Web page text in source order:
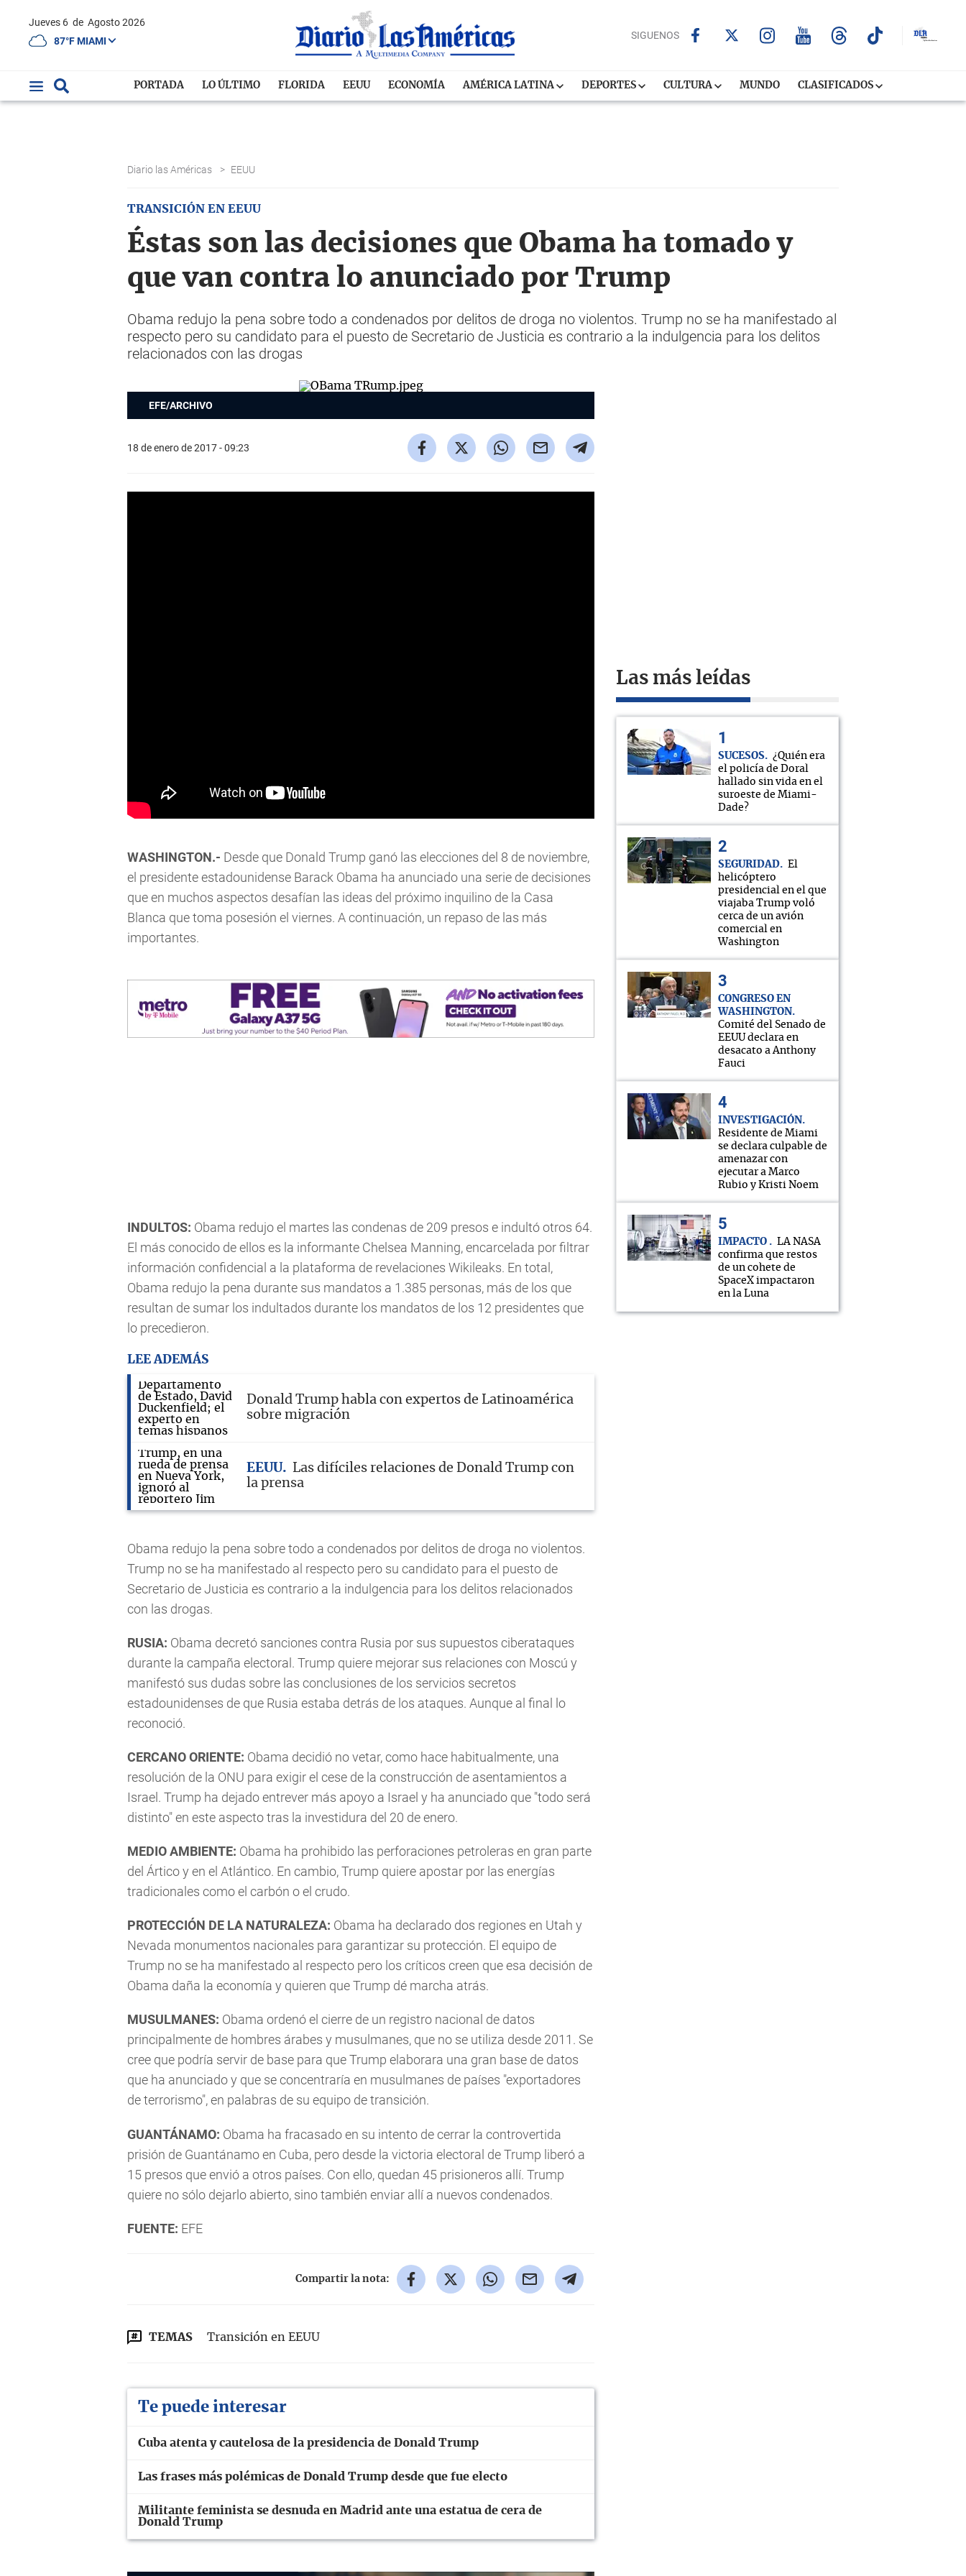
Jueves 6 de Agosto 2026
87°F MIAMI
SIGUENOS
PORTADA LO ÚLTIMO FLORIDA EEUU ECONOMÍA AMÉRICA LATINA DEPORTES CULTURA MUNDO CLASIFICADOS
Diario las Américas > EEUU
TRANSICIÓN EN EEUU
Éstas son las decisiones que Obama ha tomado y
que van contra lo anunciado por Trump
Obama redujo la pena sobre todo a condenados por delitos de droga no violentos. Trump no se ha manifestado al
respecto pero su candidato para el puesto de Secretario de Justicia es contrario a la indulgencia para los delitos
relacionados con las drogas
EFE/ARCHIVO
18 de enero de 2017 - 09:23
WASHINGTON.- Desde que Donald Trump ganó las elecciones del 8 de noviembre,
el presidente estadounidense Barack Obama ha anunciado una serie de decisiones
que en muchos aspectos desafían las ideas del próximo inquilino de la Casa
Blanca que toma posesión el viernes. A continuación, un repaso de las más
importantes.
INDULTOS: Obama redujo el martes las condenas de 209 presos e indultó otros 64.
El más conocido de ellos es la informante Chelsea Manning, encarcelada por filtrar
información confidencial a la plataforma de revelaciones Wikileaks. En total,
Obama redujo la pena durante sus mandatos a 1.385 personas, más de los que
resultan de sumar los indultados durante los mandatos de los 12 presidentes que
lo precedieron.
LEE ADEMÁS
Donald Trump habla con expertos de Latinoamérica
sobre migración
EEUU
Las difíciles relaciones de Donald Trump con
la prensa
Obama redujo la pena sobre todo a condenados por delitos de droga no violentos.
Trump no se ha manifestado al respecto pero su candidato para el puesto de
Secretario de Justicia es contrario a la indulgencia para los delitos relacionados
con las drogas.
RUSIA: Obama decretó sanciones contra Rusia por sus supuestos ciberataques
durante la campaña electoral. Trump quiere mejorar sus relaciones con Moscú y
manifestó sus dudas sobre las conclusiones de los servicios secretos
estadounidenses de que Rusia estaba detrás de los ataques. Aunque al final lo
reconoció.
CERCANO ORIENTE: Obama decidió no vetar, como hace habitualmente, una
resolución de la ONU para exigir el cese de la construcción de asentamientos a
Israel. Trump ha dejado entrever más apoyo a Israel y ha anunciado que "todo será
distinto" en este aspecto tras la investidura del 20 de enero.
MEDIO AMBIENTE: Obama ha prohibido las perforaciones petroleras en gran parte
del Ártico y en el Atlántico. En cambio, Trump quiere apostar por las energías
tradicionales como el carbón o el crudo.
PROTECCIÓN DE LA NATURALEZA: Obama ha declarado dos regiones en Utah y
Nevada monumentos nacionales para garantizar su protección. El equipo de
Trump no se ha manifestado al respecto pero los críticos creen que esa decisión de
Obama daña la economía y quieren que Trump dé marcha atrás.
MUSULMANES: Obama ordenó el cierre de un registro nacional de datos
principalmente de hombres árabes y musulmanes, que no se utiliza desde 2011. Se
cree que podría servir de base para que Trump elaborara una gran base de datos
que ha anunciado y que se concentraría en musulmanes de países "exportadores
de terrorismo", en palabras de su equipo de transición.
GUANTÁNAMO: Obama ha fracasado en su intento de cerrar la controvertida
prisión de Guantánamo en Cuba, pero desde la victoria electoral de Trump liberó a
15 presos que envió a otros países. Con ello, quedan 45 prisioneros allí. Trump
quiere no sólo dejarlo abierto, sino también enviar allí a nuevos condenados.
FUENTE: EFE
Compartir la nota:
TEMAS Transición en EEUU
Te puede interesar
Cuba atenta y cautelosa de la presidencia de Donald Trump
Las frases más polémicas de Donald Trump desde que fue electo
Militante feminista se desnuda en Madrid ante una estatua de cera de
Donald Trump
Las más leídas
SUCESOS
¿Quién era
el policía de Doral
hallado sin vida en el
suroeste de Miami-
Dade?
SEGURIDAD
El
helicóptero
presidencial en el que
viajaba Trump voló
cerca de un avión
comercial en
Washington
CONGRESO EN
WASHINGTON
Comité del Senado de
EEUU declara en
desacato a Anthony
Fauci
INVESTIGACIÓN
Residente de Miami
se declara culpable de
amenazar con
ejecutar a Marco
Rubio y Kristi Noem
IMPACTO
LA NASA
confirma que restos
de un cohete de
SpaceX impactaron
en la Luna